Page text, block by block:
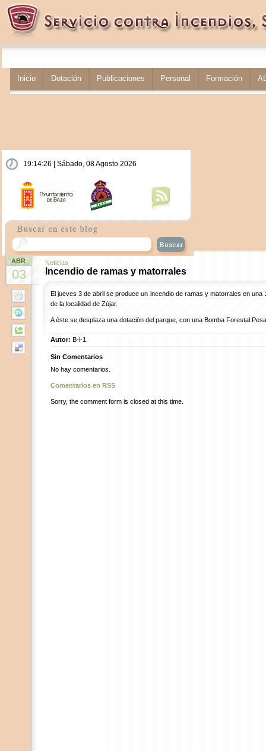
Inicio Dotación Publicaciones Personal Formación
19:14:27 | Sábado, 08 Agosto 2026
ABR
03
Noticias
Incendio de ramas y matorrales
El jueves 3 de abril se produce un incendio de ramas y matorrales en una
de la localidad de Zújar.
A éste se desplaza una dotación del parque, con una Bomba Forestal
Autor: B-i-1
Sin Comentarios
No hay comentarios.
Comentarios en RSS
Sorry, the comment form is closed at this time.